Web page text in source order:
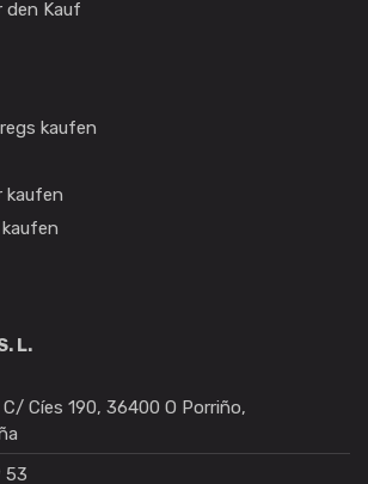
den Kauf
kaufen
kaufen
L.
C/ Cíes 190, 36400 O Porriño,
53